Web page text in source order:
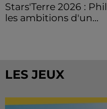
Stars'Terre 2026 :
les ambitions d'un...
LES JEUX